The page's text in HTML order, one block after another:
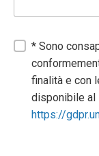
* Sono
finalità e con
disponibile al
https://